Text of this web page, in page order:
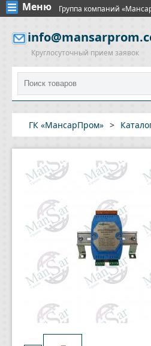
Меню Группа компаний
Круглосуточный прием заявок
ГК «МансарПром» >